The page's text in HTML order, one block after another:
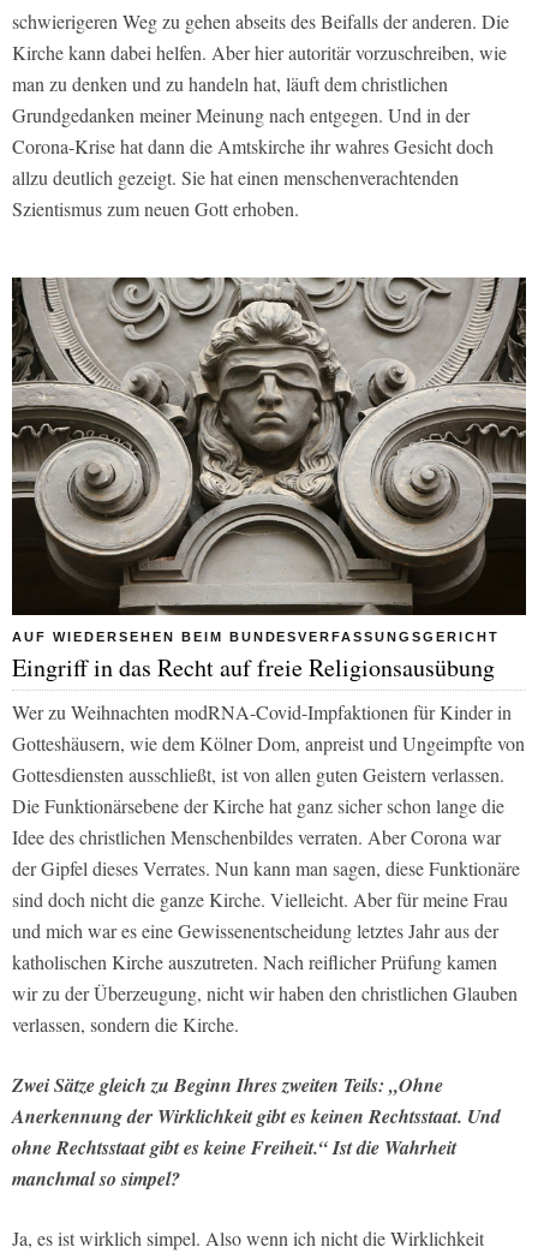
schwierigeren Weg zu gehen abseits des Beifalls der anderen. Die
Kirche kann dabei helfen. Aber hier autoritär vorzuschreiben, wie
man zu denken und zu handeln hat, läuft dem christlichen
Grundgedanken meiner Meinung nach entgegen. Und in der
Corona-Krise hat dann die Amtskirche ihr wahres Gesicht doch
allzu deutlich gezeigt. Sie hat einen menschenverachtenden
Szientismus zum neuen Gott erhoben.
AUF WIEDERSEHEN BEIM BUNDESVERFASSUNGSGERICHT
Eingriff in das Recht auf freie Religionsausübung
Wer zu Weihnachten modRNA-Covid-Impfaktionen für Kinder in
Gotteshäusern, wie dem Kölner Dom, anpreist und Ungeimpfte von
Gottesdiensten ausschließt, ist von allen guten Geistern verlassen.
Die Funktionärsebene der Kirche hat ganz sicher schon lange die
Idee des christlichen Menschenbildes verraten. Aber Corona war
der Gipfel dieses Verrates. Nun kann man sagen, diese Funktionäre
sind doch nicht die ganze Kirche. Vielleicht. Aber für meine Frau
und mich war es eine Gewissenentscheidung letztes Jahr aus der
katholischen Kirche auszutreten. Nach reiflicher Prüfung kamen
wir zu der Überzeugung, nicht wir haben den christlichen Glauben
verlassen, sondern die Kirche.
Zwei Sätze gleich zu Beginn Ihres zweiten Teils: „Ohne
Anerkennung der Wirklichkeit gibt es keinen Rechtsstaat. Und
ohne Rechtsstaat gibt es keine Freiheit.“ Ist die Wahrheit
manchmal so simpel?
Ja, es ist wirklich simpel. Also wenn ich nicht die Wirklichkeit